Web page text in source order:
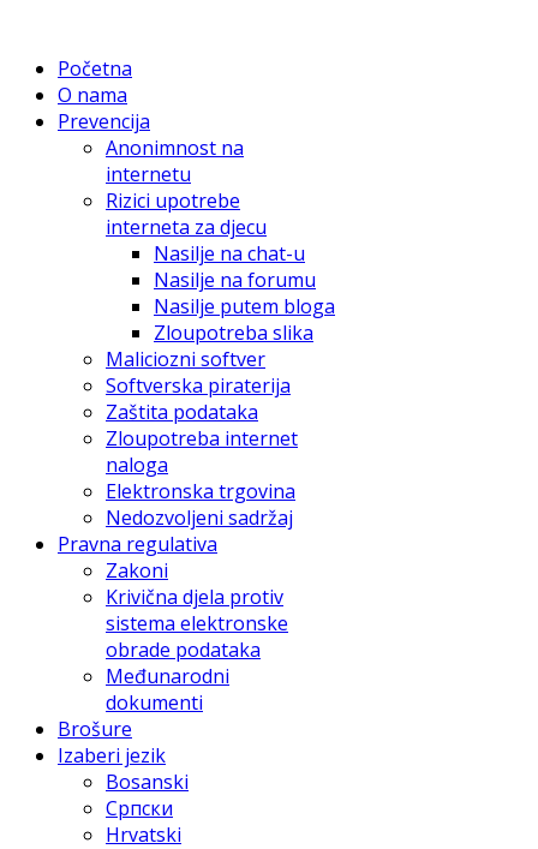
Početna
O nama
Prevencija
Anonimnost na
internetu
Rizici upotrebe
interneta za djecu
Nasilje na chat-u
Nasilje na forumu
Nasilje putem bloga
Zloupotreba slika
Maliciozni softver
Softverska piraterija
Zaštita podataka
Zloupotreba internet
naloga
Elektronska trgovina
Nedozvoljeni sadržaj
Pravna regulativa
Zakoni
Krivična djela protiv
sistema elektronske
obrade podataka
Međunarodni
dokumenti
Brošure
Izaberi jezik
Bosanski
Српски
Hrvatski